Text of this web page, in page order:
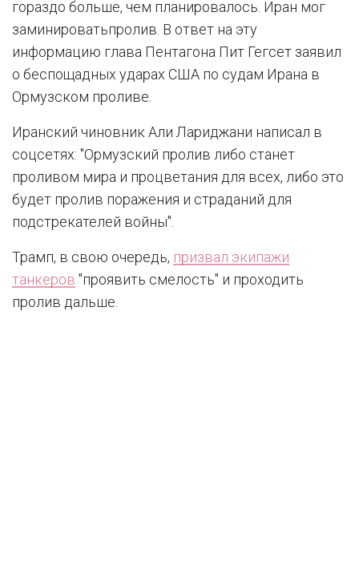
гораздо больше, чем планировалось. Иран мог
заминироватьпролив. В ответ на эту
информацию глава Пентагона Пит Гегсет заявил
о беспощадных ударах США по судам Ирана в
Ормузском проливе.
Иранский чиновник Али Лариджани написал в
соцсетях: "Ормузский пролив либо станет
проливом мира и процветания для всех, либо это
будет пролив поражения и страданий для
подстрекателей войны".
Трамп, в свою очередь, призвал экипажи
танкеров "проявить смелость" и проходить
пролив дальше.